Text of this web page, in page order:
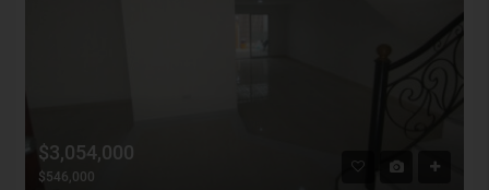
$3,054,000
$546,000